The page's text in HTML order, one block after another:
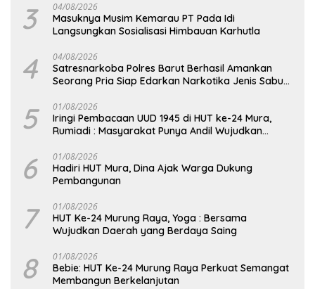
3 04/08/2026
Masuknya Musim Kemarau PT Pada Idi
Langsungkan Sosialisasi Himbauan Karhutla
4 04/08/2026
Satresnarkoba Polres Barut Berhasil Amankan
Seorang Pria Siap Edarkan Narkotika Jenis Sabu
5 01/08/2026
Iringi Pembacaan UUD 1945 di HUT ke-24 Mura,
Rumiadi : Masyarakat Punya Andil Wujudkan
6 01/08/2026
Hadiri HUT Mura, Dina Ajak Warga Dukung
Pembangunan
7 01/08/2026
HUT Ke-24 Murung Raya, Yoga : Bersama
Wujudkan Daerah yang Berdaya Saing
8 01/08/2026
Bebie: HUT Ke-24 Murung Raya Perkuat Semangat
Membangun Berkelanjutan